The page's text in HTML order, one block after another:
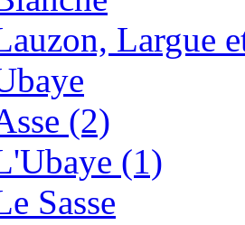
Largue
(2)
(1)
Sasse